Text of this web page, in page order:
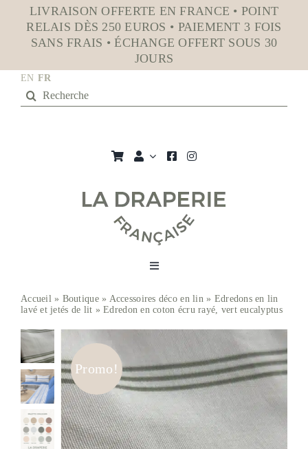
Passer
contenu
LIVRAISON OFFERTE EN FRANCE • POINT
RELAIS DÈS 250 EUROS • PAIEMENT 3 FOIS
SANS FRAIS • ÉCHANGE OFFERT SOUS 30
JOURS
EN FR
Rechercher:
Toggle
La boutique
Soldes
Matières
Entretien
Accueil » Boutique» Accessoires déco en lin » Edredons en lin
lavé et jetés de lit »Edredon en coton écru rayé, vert eucalyptus
Promo!